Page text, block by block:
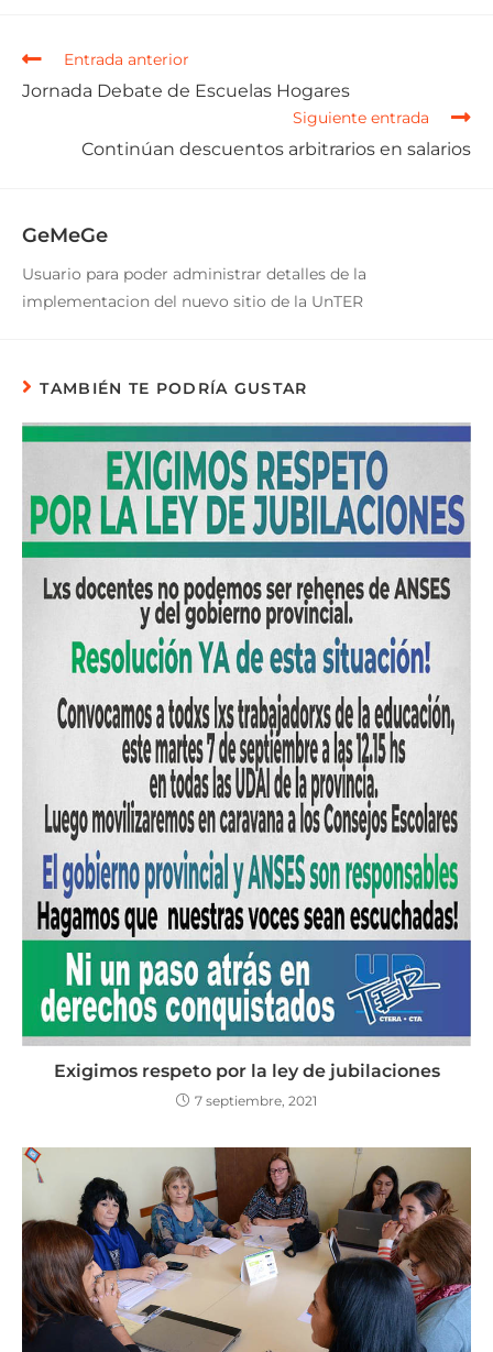
Entrada anterior
Jornada Debate de Escuelas Hogares
Siguiente entrada
Continúan descuentos arbitrarios en salarios
GeMeGe
Usuario para poder administrar detalles de la
implementacion del nuevo sitio de la UnTER
TAMBIÉN TE PODRÍA GUSTAR
Exigimos respeto por la ley de jubilaciones
7 septiembre, 2021